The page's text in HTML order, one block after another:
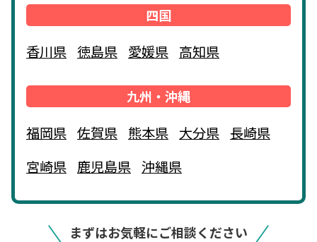
四国
香川県 徳島県 愛媛県 高知県
九州・沖縄
福岡県 佐賀県 熊本県 大分県 長崎県
宮崎県 鹿児島県 沖縄県
まずはお気軽にご相談ください